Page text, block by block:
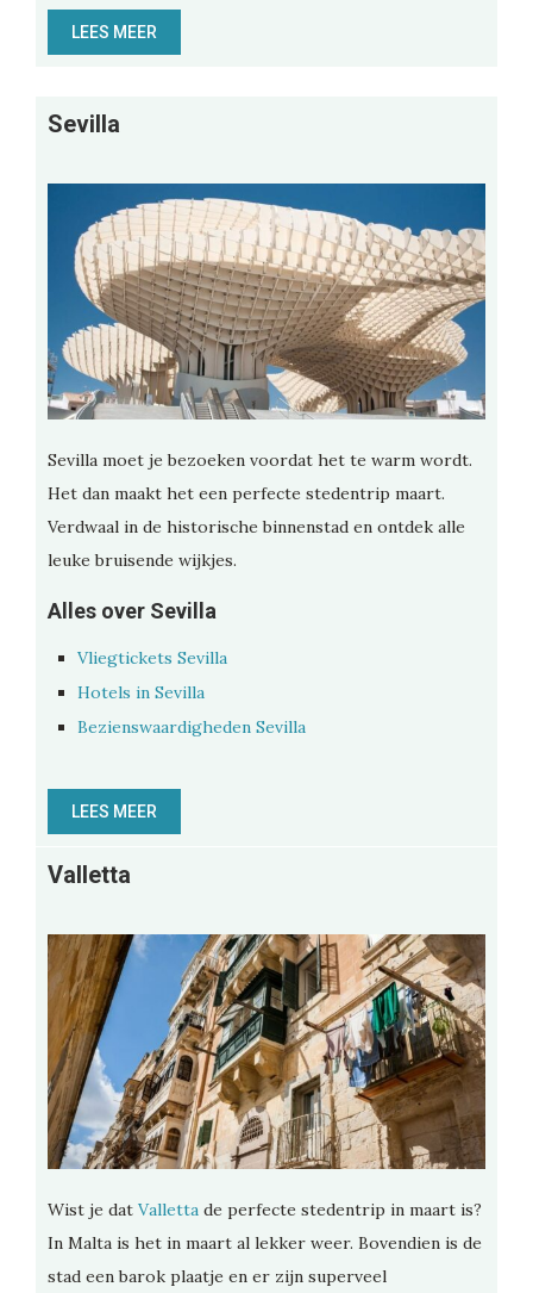
LEES MEER
Sevilla
Sevilla moet je bezoeken voordat het te warm wordt.
Het dan maakt het een perfecte stedentrip maart.
Verdwaal in de historische binnenstad en ontdek alle
leuke bruisende wijkjes.
Alles over Sevilla
Vliegtickets Sevilla
Hotels in Sevilla
Bezienswaardigheden Sevilla
LEES MEER
Valletta
Wist je dat Valletta de perfecte stedentrip in maart is?
In Malta is het in maart al lekker weer. Bovendien is de
stad een barok plaatje en er zijn superveel